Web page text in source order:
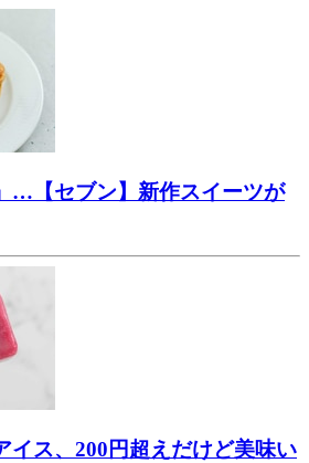
…【セブン】新作スイーツが
イス、200円超えだけど美味い